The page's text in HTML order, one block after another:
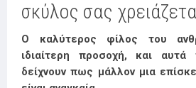
σκύλος σας
Ο καλύτερος φίλος του
ιδιαίτερη προσοχή, και
δείχνουν πως μάλλον μια